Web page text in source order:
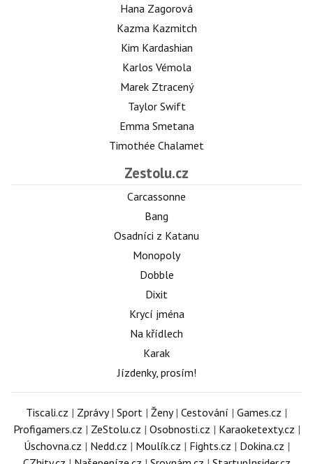
Hana Zagorová
Kazma Kazmitch
Kim Kardashian
Karlos Vémola
Marek Ztracený
Taylor Swift
Emma Smetana
Timothée Chalamet
Zestolu.cz
Carcassonne
Bang
Osadníci z Katanu
Monopoly
Dobble
Dixit
Krycí jména
Na křídlech
Karak
Jízdenky, prosím!
Tiscali.cz | Zprávy| Sport | Ženy| Cestování | Games.cz |
Profigamers.cz | ZeStolu.cz | Osobnosti.cz | Karaoketexty.cz |
Úschovna.cz | Nedd.cz | Moulík.cz | Fights.cz | Dokina.cz |